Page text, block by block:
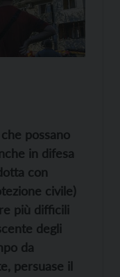
possano
in difesa
con
civile)
più difficili
degli
da
persuase il